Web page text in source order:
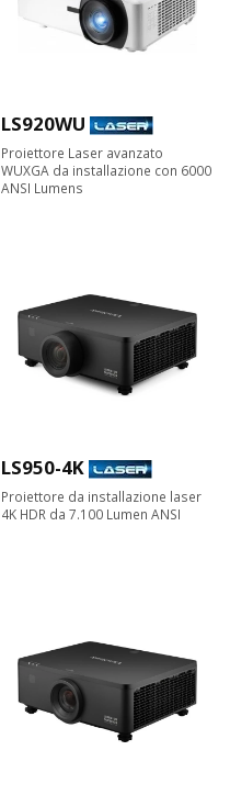
LS920WU
Proiettore Laser avanzato
WUXGA da installazione con 6000
ANSI Lumens
LS950-4K
Proiettore da installazione laser
4K HDR da 7.100 Lumen ANSI